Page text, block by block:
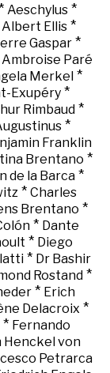
Aeschylus *
Albert Ellis*
Gaspar *
Ambroise Paré
Merkel *
Exupéry *
Rimbaud *
*
Franklin
Brentano *
de la Barca*
* Charles
Brentano *
* Dante
* Diego
* Dr Bashir
Rostand *
* Erich
Delacroix *
* Fernando
Henckel von
Petrarca